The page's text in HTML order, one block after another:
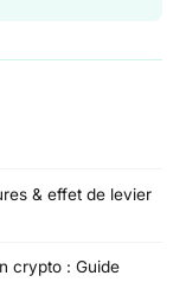
& effet de levier
crypto : Guide